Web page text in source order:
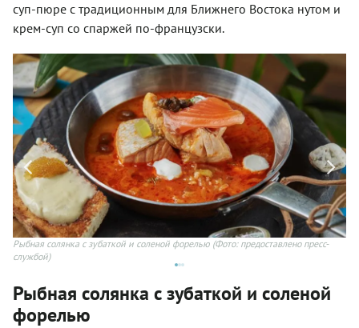
суп-пюре с традиционным для Ближнего Востока нутом и
крем-суп со спаржей по-французски.
Рыбная солянка с зубаткой и соленой форелью (Фото: предоставлено пресс-
службой)
Рыбная солянка с зубаткой и соленой
форелью